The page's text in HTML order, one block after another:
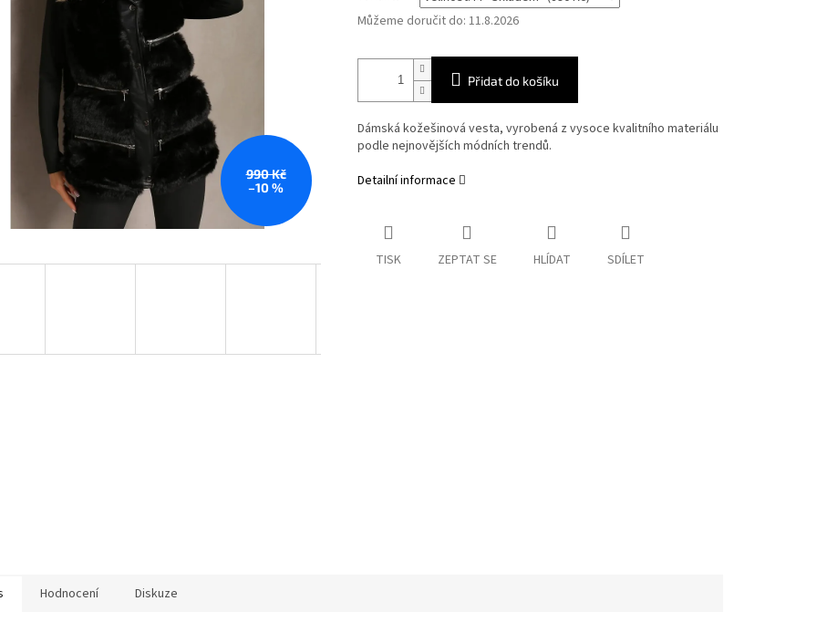
990 Kč
–10 %
Můžeme doručit do: 11.8.2026
Přidat do košíku
Dámská kožešinová vesta, vyrobená z vysoce kvalitního materiálu
podle nejnovějších módních trendů.
Detailní informace
TISK ZEPTAT SE HLÍDAT SDÍLET
Hodnocení Diskuze